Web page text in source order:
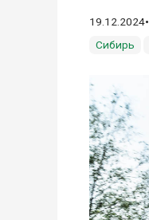
19.12.2024
Сибирь